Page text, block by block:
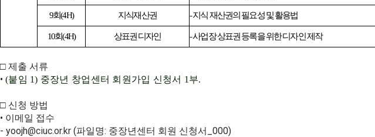
9회(4H) 지식재산권 -지식 재산권의 필요성 및 활용법
10회(4H) 상표권 디자인 -사업장 상표권 등록을 위한 디자인 제작
□ 제출 서류
• (붙임 1) 중장년 창업센터 회원가입 신청서 1부.
□ 신청 방법
• 이메일 접수
- yoojh@ciuc.or.kr (파일명: 중장년센터 회원 신청서_000)